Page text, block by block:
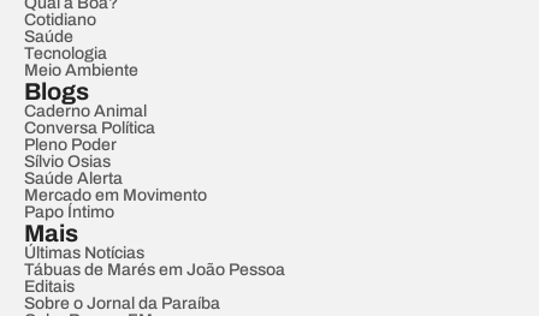
Cotidiano
Saúde
Tecnologia
Meio Ambiente
Blogs
Caderno Animal
Conversa Política
Pleno Poder
Sílvio Osias
Saúde Alerta
Mercado em Movimento
Papo Íntimo
Mais
Últimas Notícias
Tábuas de Marés em João Pessoa
Editais
Sobre o Jornal da Paraíba